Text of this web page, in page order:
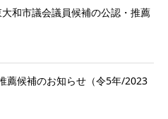
和市議会議員候補の公認・推薦
薦候補のお知らせ（令5年/2023